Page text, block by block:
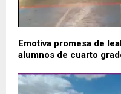
Emotiva promesa de
alumnos de cuarto